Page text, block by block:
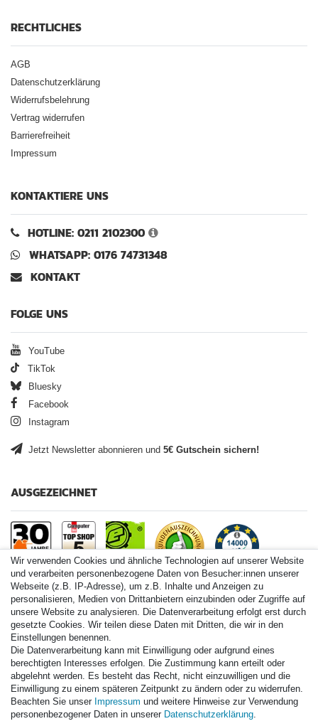
RECHTLICHES
AGB
Datenschutzerklärung
Widerrufsbelehrung
Vertrag widerrufen
Barrierefreiheit
Impressum
KONTAKTIERE UNS
HOTLINE: 0211 2102300
WHATSAPP: 0176 74731348
KONTAKT
FOLGE UNS
YouTube
TikTok
Bluesky
Facebook
Instagram
Jetzt Newsletter abonnieren und 5€ Gutschein sichern!
AUSGEZEICHNET
Paintball.de World
Paintball Shop International
Spares Shop North America
* Alle Preise inkl. ges. MwSt. zzgl. Versandkosten
Zahlungsarten
Versand
Wir verwenden Cookies und ähnliche Technologien auf unserer Website
und verarbeiten personenbezogene Daten von Besucher:innen unserer
Webseite (z.B. IP-Adresse), um z.B. Inhalte und Anzeigen zu
personalisieren, Medien von Drittanbietern einzubinden oder Zugriffe auf
unsere Website zu analysieren. Die Datenverarbeitung erfolgt erst durch
gesetzte Cookies. Wir teilen diese Daten mit Dritten, die wir in den
Einstellungen benennen.
Die Datenverarbeitung kann mit Einwilligung oder aufgrund eines
berechtigten Interesses erfolgen. Die Zustimmung kann erteilt oder
abgelehnt werden. Es besteht das Recht, nicht einzuwilligen und die
Einwilligung zu einem späteren Zeitpunkt zu ändern oder zu widerrufen.
Beachten Sie unser Impressum und weitere Hinweise zur Verwendung
personenbezogener Daten in unserer Daten­schutz­erklärung.